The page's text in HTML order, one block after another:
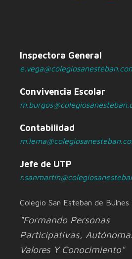
Inspectora General
Convivencia Escolar
Contabilidad
Jefe de UTP
Colegio San Esteban de
"Formando Personas
Participativas,
Valores Y Conocimiento"